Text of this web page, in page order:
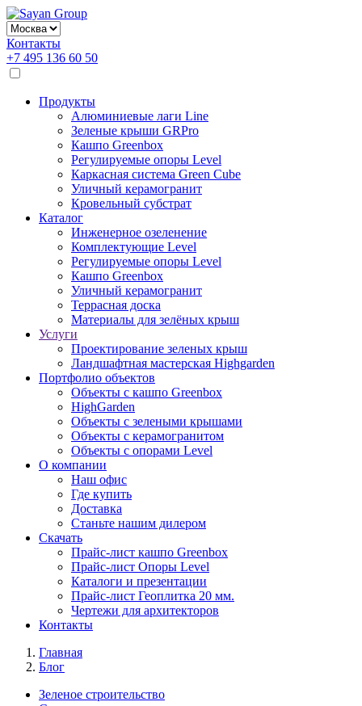
Контакты
+7 495 136 60 50
Продукты
Алюминиевые лаги Line
Зеленые крыши GRPro
Кашпо Greenbox
Регулируемые опоры Level
Каркасная система Green Cube
Уличный керамогранит
Кровельный субстрат
Каталог
Инженерное озеленение
Комплектующие Level
Регулируемые опоры Level
Кашпо Greenbox
Уличный керамогранит
Террасная доска
Материалы для зелёных крыш
Услуги
Проектирование зеленых крыш
Ландшафтная мастерская Highgarden
Портфолио объектов
Объекты с кашпо Greenbox
HighGarden
Объекты с зелеными крышами
Объекты с керамогранитом
Объекты с опорами Level
О компании
Наш офис
Где купить
Доставка
Станьте нашим дилером
Скачать
Прайс-лист кашпо Greenbox
Прайс-лист Опоры Level
Каталоги и презентации
Прайс-лист Геоплитка 20 мм.
Чертежи для архитекторов
Контакты
Главная
Блог
Зеленое строительство